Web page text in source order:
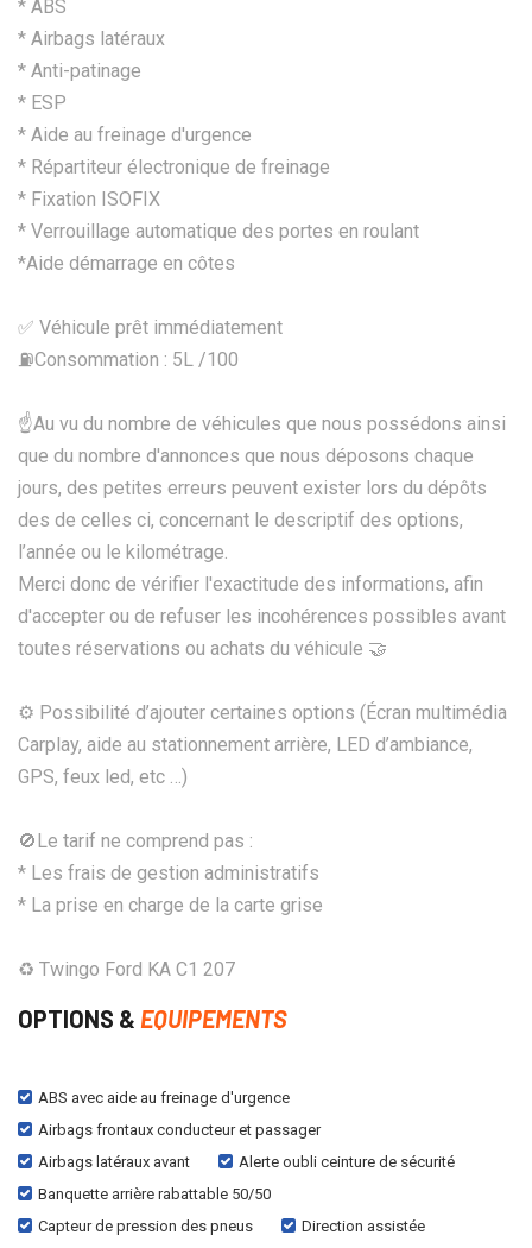
* ABS
* Airbags latéraux
* Anti-patinage
* ESP
* Aide au freinage d'urgence
* Répartiteur électronique de freinage
* Fixation ISOFIX
* Verrouillage automatique des portes en roulant
*Aide démarrage en côtes
✅ Véhicule prêt immédiatement
⛽️Consommation : 5L /100
☝Au vu du nombre de véhicules que nous possédons ainsi
que du nombre d'annonces que nous déposons chaque
jours, des petites erreurs peuvent exister lors du dépôts
des de celles ci, concernant le descriptif des options,
l’année ou le kilométrage.
Merci donc de vérifier l'exactitude des informations, afin
d'accepter ou de refuser les incohérences possibles avant
toutes réservations ou achats du véhicule 🤝
⚙️ Possibilité d’ajouter certaines options (Écran multimédia
Carplay, aide au stationnement arrière, LED d’ambiance,
GPS, feux led, etc …)
🚫Le tarif ne comprend pas :
* Les frais de gestion administratifs
* La prise en charge de la carte grise
♻ Twingo Ford KA C1 207
OPTIONS & EQUIPEMENTS
ABS avec aide au freinage d'urgence
Airbags frontaux conducteur et passager
Airbags latéraux avant
Alerte oubli ceinture de sécurité
Banquette arrière rabattable 50/50
Capteur de pression des pneus
Direction assistée